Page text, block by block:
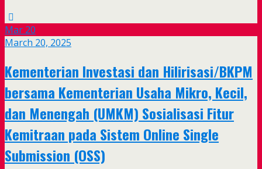
Mar 20
March 20, 2025
Kementerian Investasi dan Hilirisasi/BKPM
bersama Kementerian Usaha Mikro, Kecil,
dan Menengah (UMKM) Sosialisasi Fitur
Kemitraan pada Sistem Online Single
Submission (OSS)